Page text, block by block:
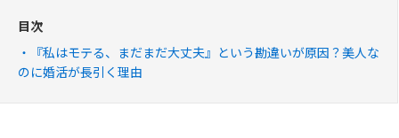
目次
『私はモテる、まだまだ大丈夫』という勘違いが原因？美人な
のに婚活が長引く理由